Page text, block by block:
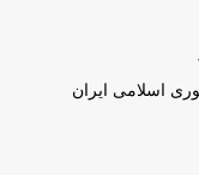
اسلامی ایران